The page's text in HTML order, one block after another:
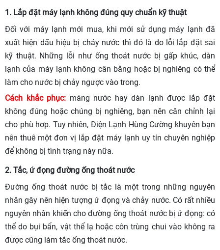
1. Lắp đặt máy lạnh không đúng quy chuẩn kỹ thuật
Đối với máy lạnh mới mua, khi mới sử dụng máy lạnh đã
xuất hiện dấu hiệu bị chảy nước thì đó là do lỗi lắp đặt sai
kỹ thuật. Những lỗi như ống thoát nước bị gấp khúc, dàn
lạnh của máy lạnh không cân bằng hoặc bị nghiêng có thể
làm cho nước bị chảy ngược vào trong.
Cách khắc phục: máng nước hay dàn lạnh được lắp đặt
không đúng hoặc chúng bị nghiêng, bạn nên cân chỉnh lại
cho phù hợp. Tuy nhiên, Điện Lạnh Hùng Cường khuyên bạn
nên thuê một đơn vị lắp đặt máy lạnh uy tín chuyên nghiệp
để không bị tình trạng này nữa.
2. Tắc, ứ đọng đường ống thoát nước
Đường ống thoát nước bị tắc là một trong những nguyên
nhân gây nên hiện tượng ứ đọng và chảy nước. Có rất nhiều
nguyên nhân khiến cho đường ống thoát nước bị ứ đọng: có
thể do bụi bẩn, vật thể lạ hoặc côn trùng chui vào không ra
được cũng làm tắc ống thoát nước.